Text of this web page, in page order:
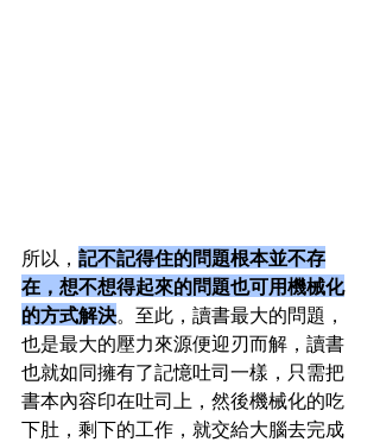
所以， 記不記得住的問題根本並不存
在，想不想得起來的問題也可用機械化
的方式解決。至此，讀書最大的問題，
也是最大的壓力來源便迎刃而解，讀書
也就如同擁有了記憶吐司一樣，只需把
書本內容印在吐司上，然後機械化的吃
下肚，剩下的工作，就交給大腦去完成